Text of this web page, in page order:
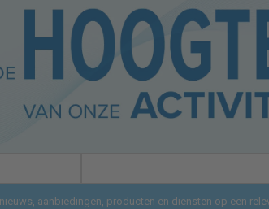
aanbiedingen, producten en diensten op een